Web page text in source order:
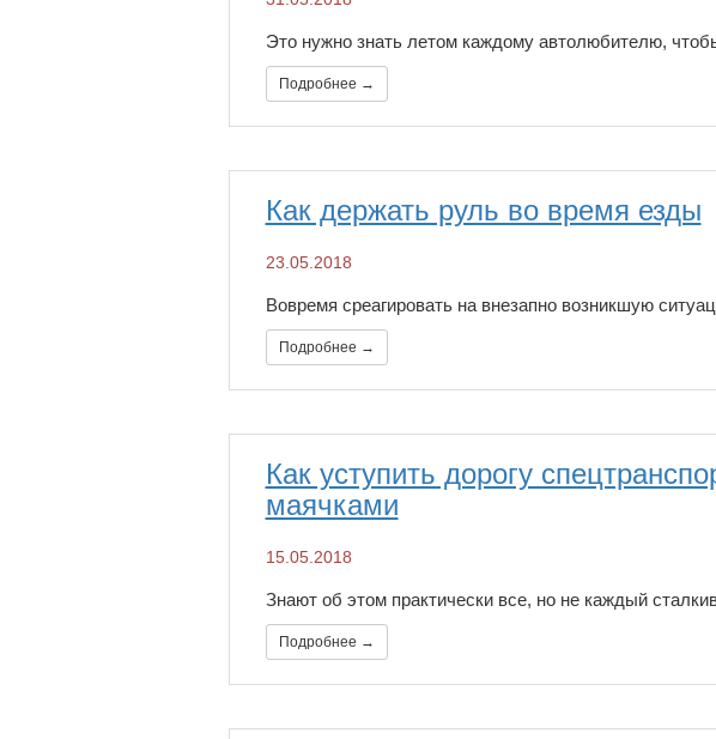
Это нужно знать летом каждому автолюбителю,
Подробнее →
Как держать руль во время езды
23.05.2018
Вовремя среагировать на внезапно возникшую
Подробнее →
​Как уступить дорогу
маячками
15.05.2018
Знают об этом практически все, но не каждый
Подробнее →